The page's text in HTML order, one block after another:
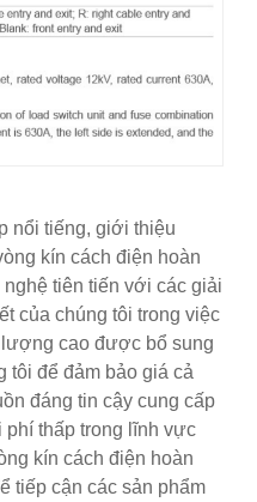
nổi tiếng, giới thiệu
kín cách điện hoàn
tiên tiến với các giải
của chúng tôi trong việc
cao được bổ sung
tôi để đảm bảo giá cả
đáng tin cậy cung cấp
phí thấp trong lĩnh vực
kín cách điện hoàn
tiếp cận các sản phẩm